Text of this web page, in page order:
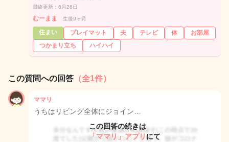
最終更新：6月26日
むーまま 生後9ヶ月
住まい プレイマット 夫 テレビ 体
お部屋
つかまり立ち
ハイハイ
この質問への回答 （全1件）
ママリ
うちはリビング全体にジョイン…
この回答の続きは
「ママリ」アプリ にて